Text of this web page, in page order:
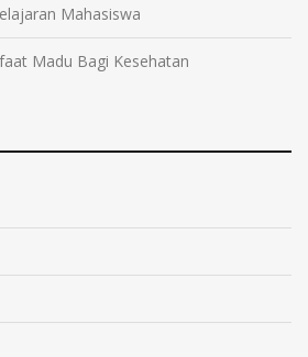
Mahasiswa
Madu Bagi Kesehatan